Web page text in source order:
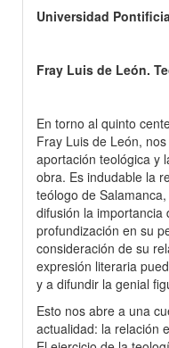
Universidad
Fray Luis de León.
En torno al quinto
Fray Luis de León,
aportación teológica y
obra. Es indudable la
teólogo de
difusión la importancia
profundización en su
consideración de su
expresión literaria
y a difundir la genial
Esto nos abre a una
actualidad: la relación